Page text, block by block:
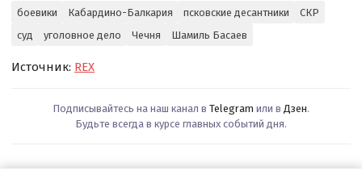
боевики Кабардино-Балкария псковские десантники
СКР
суд
уголовное дело Чечня Шамиль Басаев
Источник: REX
Подписывайтесь на наш канал в Telegram или в Дзен.
Будьте всегда в курсе главных событий дня.